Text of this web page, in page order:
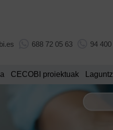
94
688 72 05 63
CECOBI proiektuak